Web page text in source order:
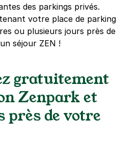
65 €/semaine(tarifs dégressifs)
- Notre Dame de La Gare -
Clisson
(330 avis)
des parkings privés.
votre place de parking
ou plusieurs jours près de
séjour ZEN !
gratuitement
Zenpark et
près de votre